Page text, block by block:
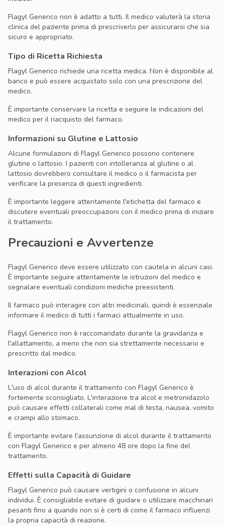
Flagyl Generico non è adatto a tutti. Il medico valuterà la storia
clinica del paziente prima di prescriverlo per assicurarsi che sia
sicuro e appropriato.
Tipo di Ricetta Richiesta
Flagyl Generico richiede una ricetta medica. Non è disponibile al
banco e può essere acquistato solo con una prescrizione del
medico.
È importante conservare la ricetta e seguire le indicazioni del
medico per il riacquisto del farmaco.
Informazioni su Glutine e Lattosio
Alcune formulazioni di Flagyl Generico possono contenere
glutine o lattosio. I pazienti con intolleranza al glutine o al
lattosio dovrebbero consultare il medico o il farmacista per
verificare la presenza di questi ingredienti.
È importante leggere attentamente l'etichetta del farmaco e
discutere eventuali preoccupazioni con il medico prima di iniziare
il trattamento.
Precauzioni e Avvertenze
Flagyl Generico deve essere utilizzato con cautela in alcuni casi.
È importante seguire attentamente le istruzioni del medico e
segnalare eventuali condizioni mediche preesistenti.
Il farmaco può interagire con altri medicinali, quindi è essenziale
informare il medico di tutti i farmaci attualmente in uso.
Flagyl Generico non è raccomandato durante la gravidanza e
l'allattamento, a meno che non sia strettamente necessario e
prescritto dal medico.
Interazioni con Alcol
L'uso di alcol durante il trattamento con Flagyl Generico è
fortemente sconsigliato. L'interazione tra alcol e metronidazolo
può causare effetti collaterali come mal di testa, nausea, vomito
e crampi allo stomaco.
È importante evitare l'assunzione di alcol durante il trattamento
con Flagyl Generico e per almeno 48 ore dopo la fine del
trattamento.
Effetti sulla Capacità di Guidare
Flagyl Generico può causare vertigini o confusione in alcuni
individui. È consigliabile evitare di guidare o utilizzare macchinari
pesanti fino a quando non si è certi di come il farmaco influenzi
la propria capacità di reazione.